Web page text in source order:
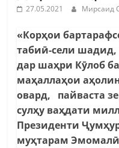
27.05.2021 Мирсаид
«Корҳои
табиӣ-сели шадид,
дар шаҳри Кӯлоб
маҳаллаҳои
овард, пайваста
сулҳу ваҳдати
Президенти
муҳтарам